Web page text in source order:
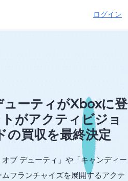
ログイン
ューティがXboxに登
がアクティビジョ
の買収を最終決定
ブ デューティ」や「キャンディー
フランチャイズを展開するアクテ